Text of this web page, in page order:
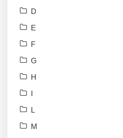
D
E
F
G
H
I
L
M